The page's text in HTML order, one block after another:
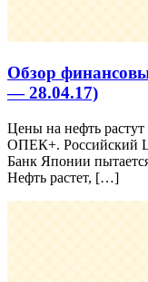
Обзор
— 28.04.17)
Цены на нефть растут
ОПЕК+. Российский
Банк Японии
Нефть растет, […]